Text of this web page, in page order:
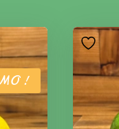
!